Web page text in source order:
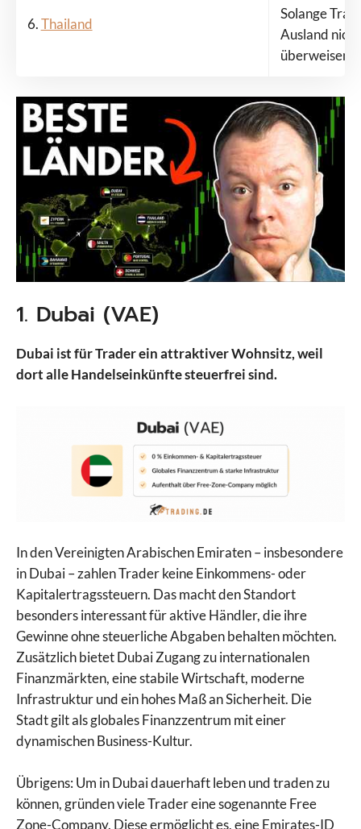
6.Thailand
Solange
Ausland
überweisen,
1. Dubai (VAE)
Dubai ist für Trader ein attraktiver Wohnsitz, weil
dort alle Handelseinkünfte steuerfrei sind.
In den Vereinigten Arabischen Emiraten – insbesondere
in Dubai – zahlen Trader keine Einkommens- oder
Kapitalertragssteuern. Das macht den Standort
besonders interessant für aktive Händler, die ihre
Gewinne ohne steuerliche Abgaben behalten möchten.
Zusätzlich bietet Dubai Zugang zu internationalen
Finanzmärkten, eine stabile Wirtschaft, moderne
Infrastruktur und ein hohes Maß an Sicherheit. Die
Stadt gilt als globales Finanzzentrum mit einer
dynamischen Business-Kultur.
Übrigens: Um in Dubai dauerhaft leben und traden zu
können, gründen viele Trader eine sogenannte Free
Zone-Company. Diese ermöglicht es, eine Emirates-ID